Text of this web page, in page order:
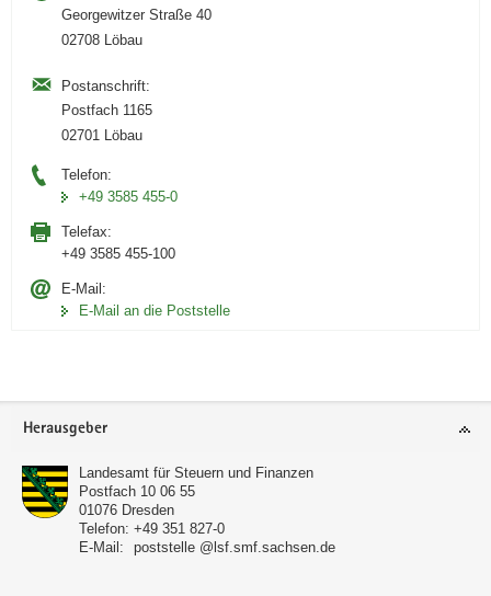
Georgewitzer Straße 40
02708 Löbau
Postanschrift:
Postfach 1165
02701 Löbau
Telefon:
+49 3585 455-0
Telefax:
+49 3585 455-100
E-Mail:
E-Mail an die Poststelle
Footer-
Herausgeber
Landesamt für Steuern und Finanzen
Postfach 10 06 55
01076 Dresden
Telefon: +49 351 827-0
E-Mail:
poststelle @lsf.smf.sachsen.de